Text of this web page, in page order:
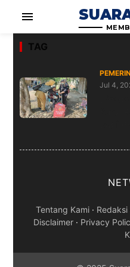
menu
TAG
Jul 4,
Tentang Kami · Redaksi
Disclaimer · Privacy